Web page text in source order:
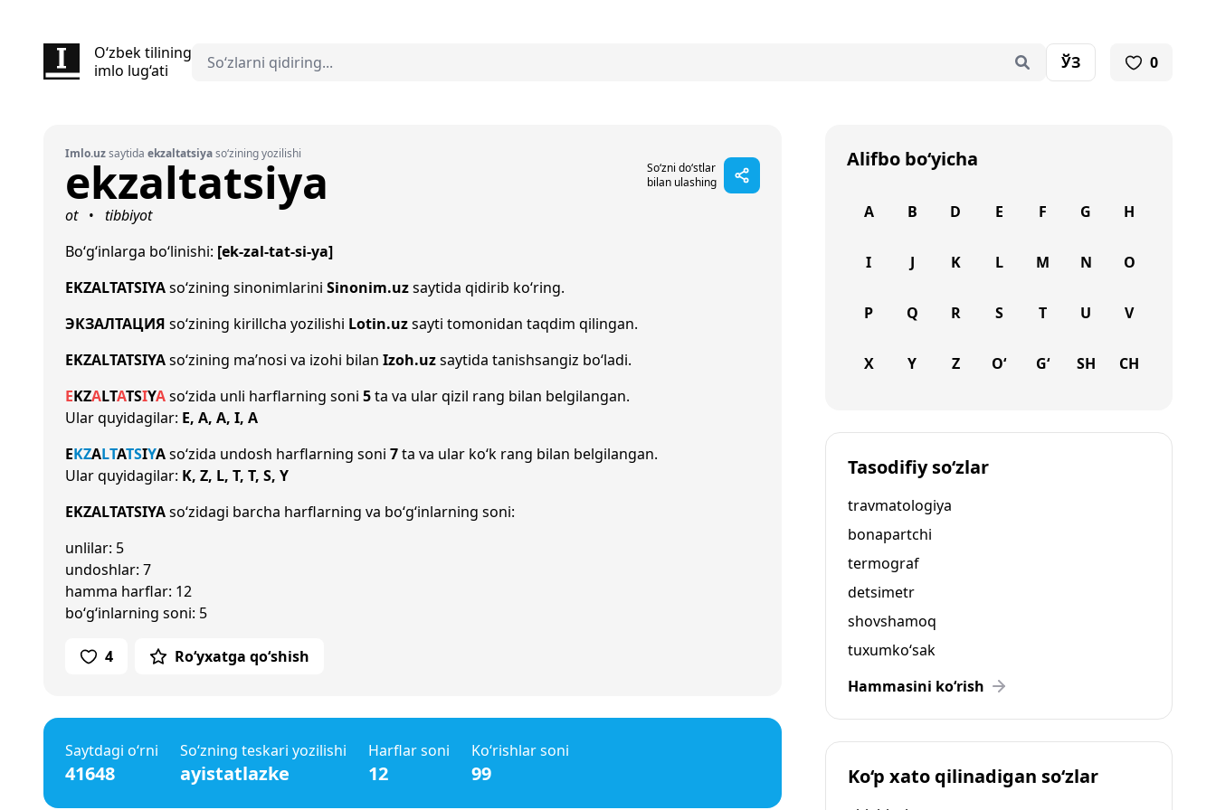
O‘zbek tilining
imlo lug‘ati
ЎЗ 0
Imlo.uzsaytida ekzaltatsiyaso‘zining yozilishi
ekzaltatsiya
So‘zni do‘stlar
bilan ulashing
ot •
tibbiyot
Bo‘g‘inlarga bo‘linishi: [ek-zal-tat-si-ya]
EKZALTATSIYAso‘zining sinonimlarini Sinonim.uzsaytida qidirib ko‘ring.
ЭКЗАЛТАЦИЯ so‘zining kirillcha yozilishi Lotin.uzsayti tomonidan taqdim qilingan.
EKZALTATSIYAso‘zining ma’nosi va izohi bilan Izoh.uzsaytida tanishsangiz bo‘ladi.
EKZALTATSIYAso‘zida unli harflarning soni 5ta va ular qizil rang bilan belgilangan.
Ular quyidagilar: E, A, A, I, A
EKZALTATSIYAso‘zida undosh harflarning soni 7ta va ular ko‘k rang bilan belgilangan.
Ular quyidagilar: K, Z, L, T, T, S, Y
EKZALTATSIYAso‘zidagi barcha harflarning va bo‘g‘inlarning soni:
unlilar: 5
undoshlar: 7
hamma harflar: 12
bo‘g‘inlarning soni: 5
4 Ro‘yxatga qo‘shish
Saytdagi o‘rni
41648
So‘zning teskari yozilishi
ayistatlazke
Harflar soni
12
Ko‘rishlar soni
99
Alifbo bo‘yicha
A B D E F G H
I J K L M N O
P Q R S T U V
X Y Z O‘ G‘ SH CH
Tasodifiy so‘zlar
travmatologiya
bonapartchi
termograf
detsimetr
shovshamoq
tuxumko‘sak
Hammasini ko‘rish
Ko‘p xato qilinadigan so‘zlar